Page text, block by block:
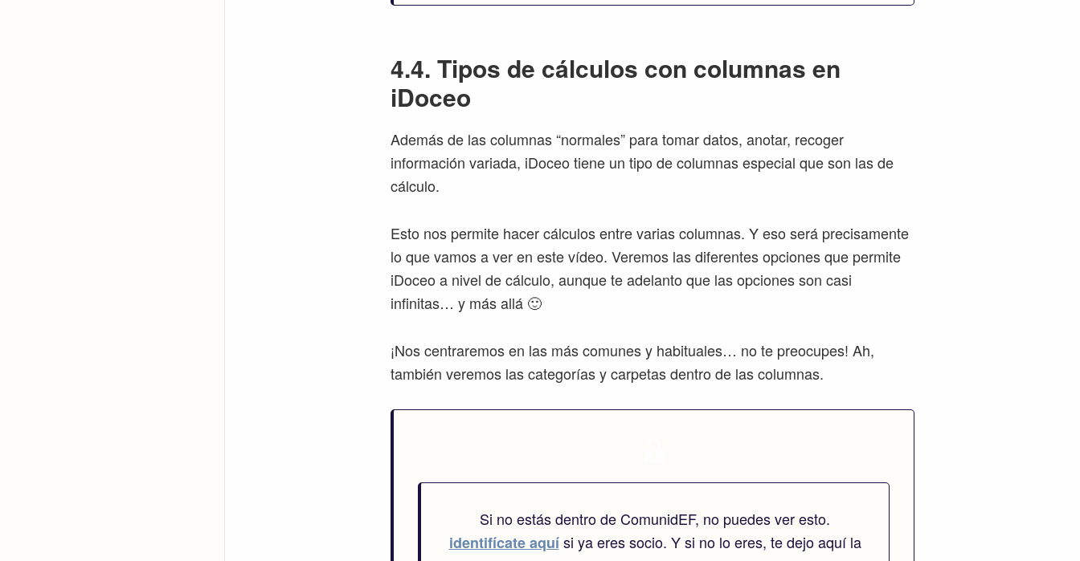
4.4. Tipos de cálculos con columnas en
iDoceo
Además de las columnas “normales” para tomar datos, anotar, recoger
información variada, iDoceo tiene un tipo de columnas especial que son las de
cálculo.
Esto nos permite hacer cálculos entre varias columnas. Y eso será precisamente
lo que vamos a ver en este vídeo. Veremos las diferentes opciones que permite
iDoceo a nivel de cálculo, aunque te adelanto que las opciones son casi
infinitas… y más allá 🙂
¡Nos centraremos en las más comunes y habituales… no te preocupes! Ah,
también veremos las categorías y carpetas dentro de las columnas.
Si no estás dentro de ComunidEF, no puedes ver esto.
identifícate aquísi ya eres socio. Y si no lo eres, te dejo aquí la